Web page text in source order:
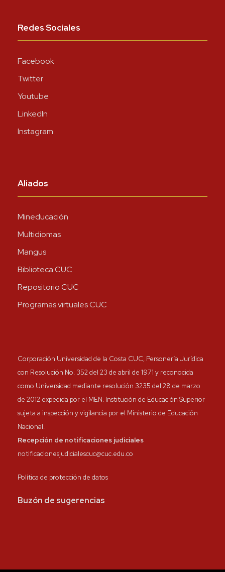
Redes Sociales
Facebook
Twitter
Youtube
LinkedIn
Instagram
Aliados
Mineducación
Multidiomas
Mangus
Biblioteca CUC
Repositorio CUC
Programas virtuales CUC
Corporación Universidad de la Costa CUC, Personería Jurídica
con Resolución No. 352 del 23 de abril de 1971 y reconocida
como Universidad mediante resolución 3235 del 28 de marzo
de 2012 expedida por el MEN. Institución de Educación Superior
sujeta a inspección y vigilancia por el Ministerio de Educación
Nacional.
Recepción de notificaciones judiciales
notificacionesjudicialescuc@cuc.edu.co
Política de protección de datos
Buzón de sugerencias